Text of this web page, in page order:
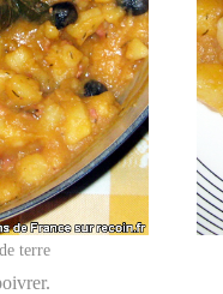
terre